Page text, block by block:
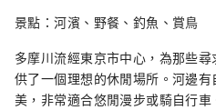
景點：河濱、野餐、釣魚、賞鳥
多摩川流經東京市中心，為那些
供了一個理想的休閒場所。河邊
美，非常適合悠閒漫步或騎自行